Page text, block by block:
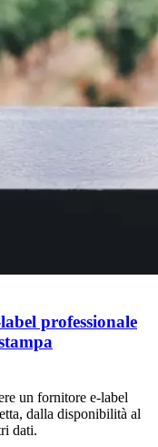
professionale
un fornitore e-label
dalla disponibilità al
dati.